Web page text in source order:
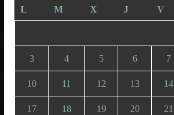
L
M X J V
3 4 5 6 7
10 11 12 13 14
17 18 19 20 21